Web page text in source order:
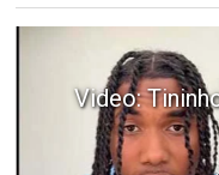
Video: